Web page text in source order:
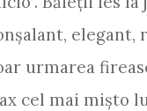
elegant,
urmarea
cel mai mişto